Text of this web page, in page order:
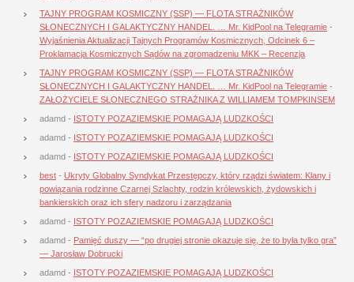
TAJNY PROGRAM KOSMICZNY (SSP) — FLOTA STRAŻNIKÓW
SŁONECZNYCH I GALAKTYCZNY HANDEL. … Mr. KidPool na Telegramie -
Wyjaśnienia Aktualizacji Tajnych Programów Kosmicznych, Odcinek 6 –
Proklamacja Kosmicznych Sądów na zgromadzeniu MKK – Recenzja
TAJNY PROGRAM KOSMICZNY (SSP) — FLOTA STRAŻNIKÓW
SŁONECZNYCH I GALAKTYCZNY HANDEL. … Mr. KidPool na Telegramie -
ZAŁOŻYCIELE SŁONECZNEGO STRAŻNIKA Z WILLIAMEM TOMPKINSEM
adamd - ISTOTY POZAZIEMSKIE POMAGAJĄ LUDZKOŚCI
adamd - ISTOTY POZAZIEMSKIE POMAGAJĄ LUDZKOŚCI
adamd - ISTOTY POZAZIEMSKIE POMAGAJĄ LUDZKOŚCI
best - Ukryty Globalny Syndykat Przestępczy, który rządzi światem: Klany i
powiązania rodzinne Czarnej Szlachty, rodzin królewskich, żydowskich i
bankierskich oraz ich sfery nadzoru i zarządzania
adamd - ISTOTY POZAZIEMSKIE POMAGAJĄ LUDZKOŚCI
adamd - Pamięć duszy — “po drugiej stronie okazuje się, że to była tylko gra”
— Jarosław Dobrucki
adamd - ISTOTY POZAZIEMSKIE POMAGAJĄ LUDZKOŚCI